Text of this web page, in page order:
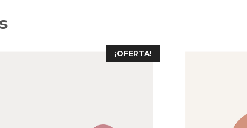
¡OFERTA!